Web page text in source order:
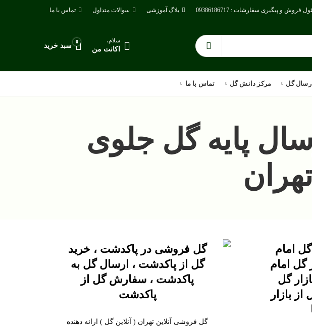
فروش و پیگیری سفارشات : 09386186717 بلاگ آموزشی سوالات متداول تماس با ما
سلام،
اکانت من
0
سبد خرید
ارسال گل مرکز دانش گل تماس با ما
پایه گل جلوی
امام
گل امام
گل
بازار
گل فروشی در پاکدشت ، خرید
گل از پاکدشت ، ارسال گل به
پاکدشت ، سفارش گل از
پاکدشت
گل فروشی آنلاین تهران ( آنلاین گل ) ارائه دهنده